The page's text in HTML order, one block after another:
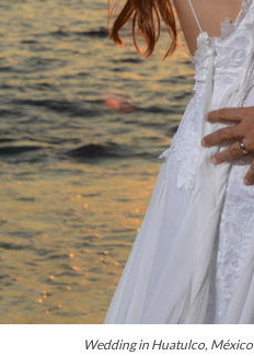
Wedding in Huatulco, México